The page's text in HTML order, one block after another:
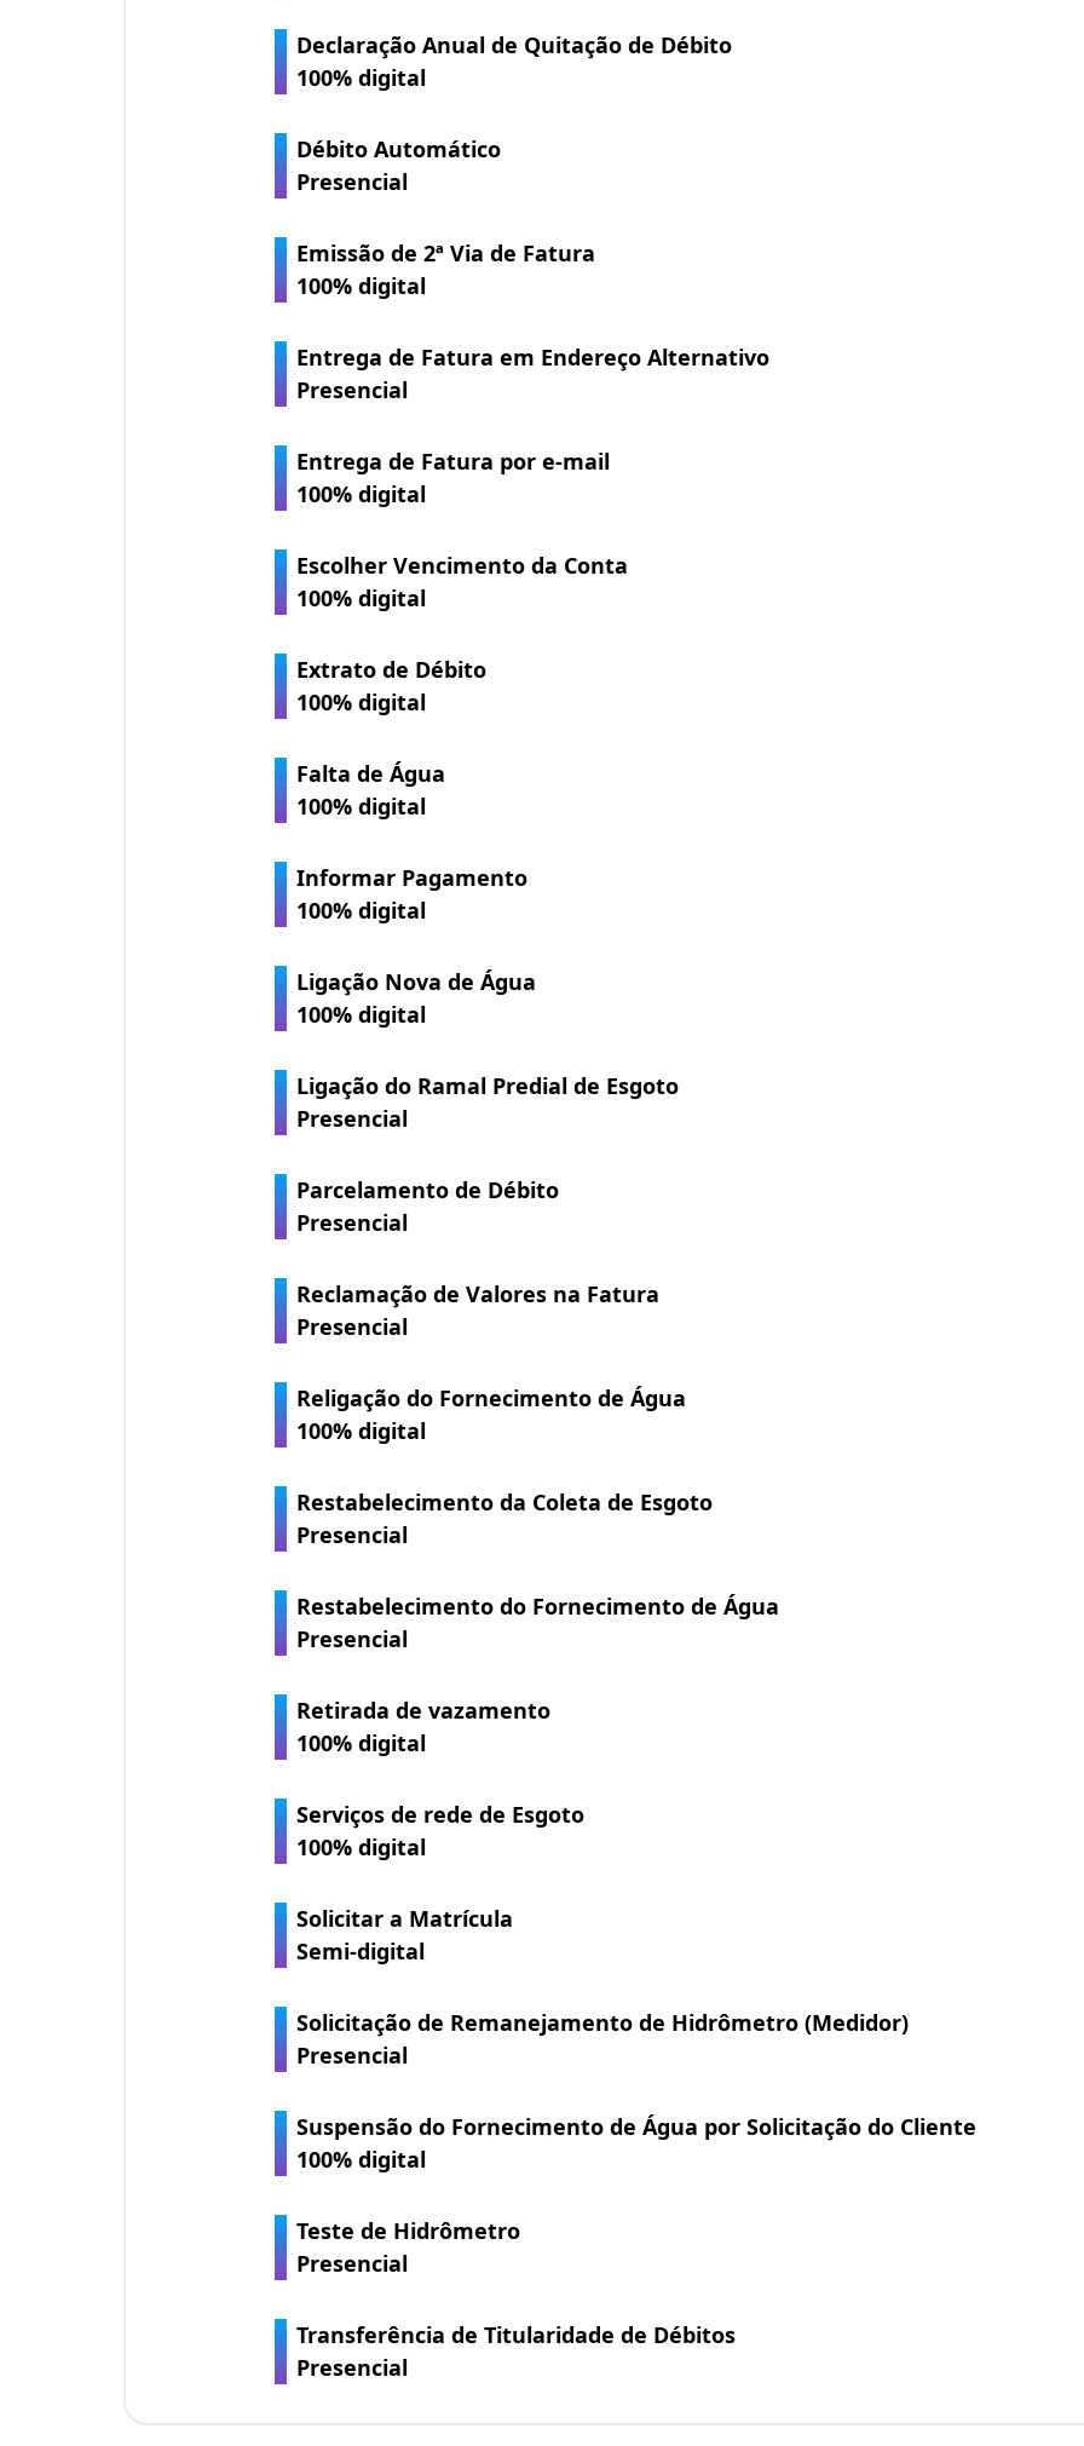
Declaração Anual de Quitação de Débito
100% digital
Débito Automático
Presencial
Emissão de 2ª Via de Fatura
100% digital
Entrega de Fatura em Endereço Alternativo
Presencial
Entrega de Fatura por e-mail
100% digital
Escolher Vencimento da Conta
100% digital
Extrato de Débito
100% digital
Falta de Água
100% digital
Informar Pagamento
100% digital
Ligação Nova de Água
100% digital
Ligação do Ramal Predial de Esgoto
Presencial
Parcelamento de Débito
Presencial
Reclamação de Valores na Fatura
Presencial
Religação do Fornecimento de Água
100% digital
Restabelecimento da Coleta de Esgoto
Presencial
Restabelecimento do Fornecimento de Água
Presencial
Retirada de vazamento
100% digital
Serviços de rede de Esgoto
100% digital
Solicitar a Matrícula
Semi-digital
Solicitação de Remanejamento de Hidrômetro (Medidor)
Presencial
Suspensão do Fornecimento de Água por Solicitação do Cliente
100% digital
Teste de Hidrômetro
Presencial
Transferência de Titularidade de Débitos
Presencial